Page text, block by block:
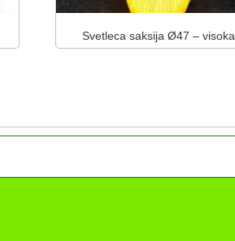
Svetleca saksija Ø47 – visoka